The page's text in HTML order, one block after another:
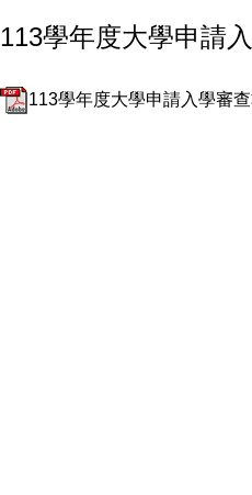
113學年度大學申請
113學年度大學申請入學審